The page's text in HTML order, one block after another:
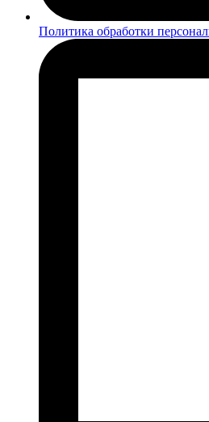
Политика обработки